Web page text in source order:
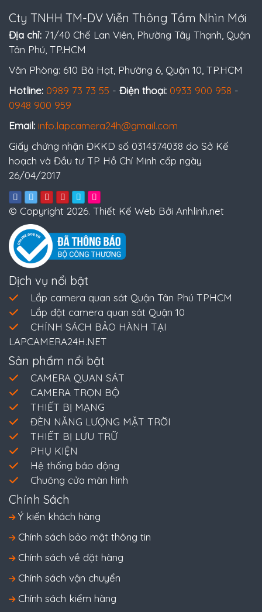
Cty TNHH TM-DV Viễn Thông Tầm Nhìn Mới
Địa chỉ: 71/40 Chế Lan Viên, Phường Tây Thạnh, Quận
Tân Phú, TP.HCM
Văn Phòng: 610 Bà Hạt, Phường 6, Quận 10, TP.HCM
Hotline: 0989 73 73 55 - Điện thoại: 0933 900 958 -
0948 900 959
Email: info.lapcamera24h@gmail.com
Giấy chứng nhận ĐKKD số 0314374038 do Sở Kế
hoạch và Đầu tư TP Hồ Chí Minh cấp ngày
26/04/2017
© Copyright 2026. Thiết Kế Web Bởi Anhlinh.net
Dịch vụ nổi bật
Lắp camera quan sát Quận Tân Phú TPHCM
Lắp đặt camera quan sát Quận 10
CHÍNH SÁCH BẢO HÀNH TẠI
LAPCAMERA24H.NET
Sản phẩm nổi bật
CAMERA QUAN SÁT
CAMERA TRỌN BỘ
THIẾT BỊ MẠNG
ĐÈN NĂNG LƯỢNG MẶT TRỜI
THIẾT BỊ LƯU TRỮ
PHỤ KIỆN
Hệ thống báo động
Chuông cửa màn hình
Chính Sách
Ý kiến khách hàng
Chính sách bảo mật thông tin
Chính sách về đặt hàng
Chính sách vận chuyển
Chính sách kiểm hàng